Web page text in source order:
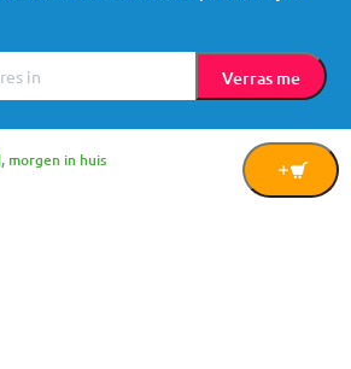
morgen in huis
In
Verras me
Privacy © Mama Loes & Kids B.V.